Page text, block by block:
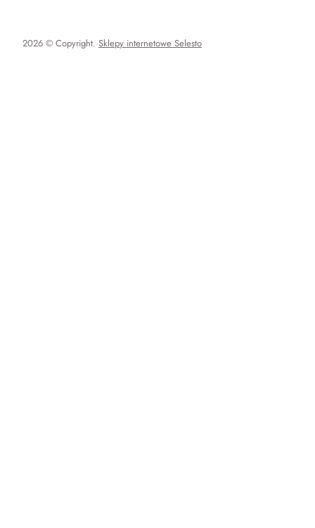
2026 © Copyright. Sklepy internetowe Selesto